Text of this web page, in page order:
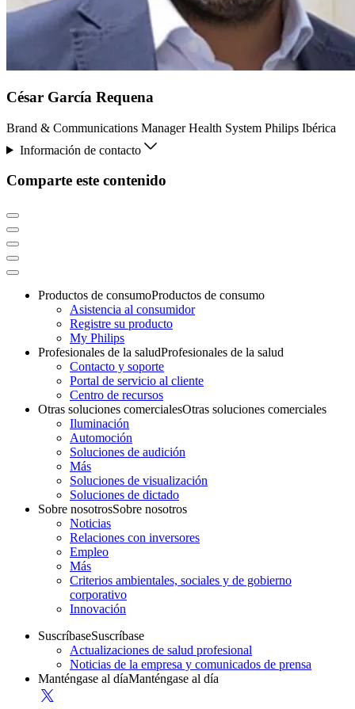
César García Requena
Brand & Communications Manager Health System Philips Ibérica
Información de contacto
Comparte este contenido
Productos de consumoProductos de consumo
Asistencia al consumidor
Registre su producto
My Philips
Profesionales de la saludProfesionales de la salud
Contacto y soporte
Portal de servicio al cliente
Centro de recursos
Otras soluciones comercialesOtras soluciones comerciales
Iluminación
Automoción
Soluciones de audición
Más
Soluciones de visualización
Soluciones de dictado
Sobre nosotrosSobre nosotros
Noticias
Relaciones con inversores
Empleo
Más
Criterios ambientales, sociales y de gobierno
corporativo
Innovación
SuscríbaseSuscríbase
Actualizaciones de salud profesional
Noticias de la empresa y comunicados de prensa
Manténgase al díaManténgase al día